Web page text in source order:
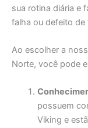
sua rotina diária e
falha ou defeito de
Ao escolher a
Norte, você pode
possuem
Viking e